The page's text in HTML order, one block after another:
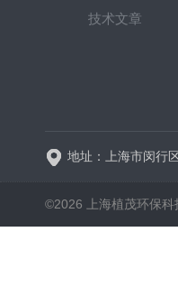
技术文章
地址：上海市闵行
©2026 上海植茂环保